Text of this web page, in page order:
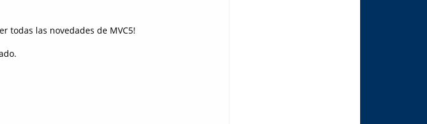
todas las novedades de MVC5!